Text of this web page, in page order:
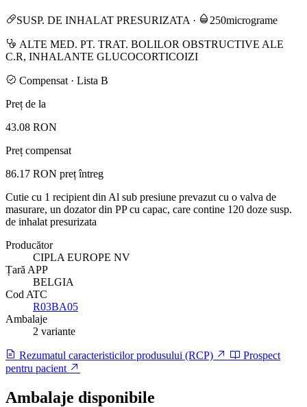
SUSP. DE INHALAT PRESURIZATA · 250micrograme
ALTE MED. PT. TRAT. BOLILOR OBSTRUCTIVE ALE
C.R, INHALANTE GLUCOCORTICOIZI
Compensat · Lista B
Preț de la
43.08 RON
Preț compensat
86.17 RON preț întreg
Cutie cu 1 recipient din Al sub presiune prevazut cu o valva de
masurare, un dozator din PP cu capac, care contine 120 doze susp.
de inhalat presurizata
Producător
CIPLA EUROPE NV
Țară APP
BELGIA
Cod ATC
R03BA05
Ambalaje
2 variante
Rezumatul caracteristicilor produsului (RCP)
Prospect
pentru pacient
Ambalaje disponibile